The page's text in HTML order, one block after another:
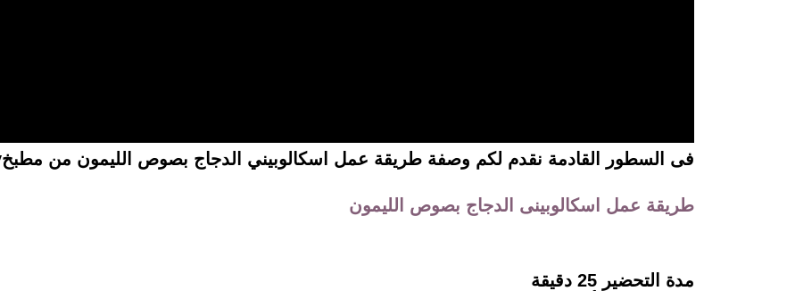
فى السطور القادمة نقدم لكم وصفة طريقة عمل اسكالوبيني الدجاج بصوص الليمون من مطبخFood Today.
طريقة عمل اسكالوبينى الدجاج بصوص الليمون
مدة التحضير 25 دقيقة